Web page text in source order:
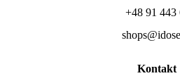
+48 91 443
Kontakt